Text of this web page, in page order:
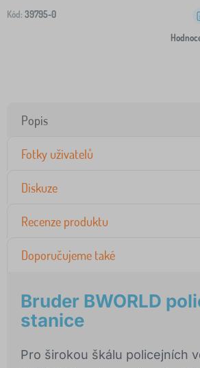
Kód: 39795-0
Popis
Fotky uživatelů
Diskuze
Recenze produktu
Doporučujeme také
Bruder BWORLD
stanice
Pro širokou škálu policejních